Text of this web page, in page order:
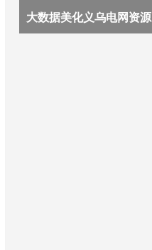
大数据美化义乌电网资源